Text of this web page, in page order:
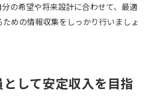
の希望や将来設計に合わせて、最適
めの情報収集をしっかり行いましょ
して安定収入を目指